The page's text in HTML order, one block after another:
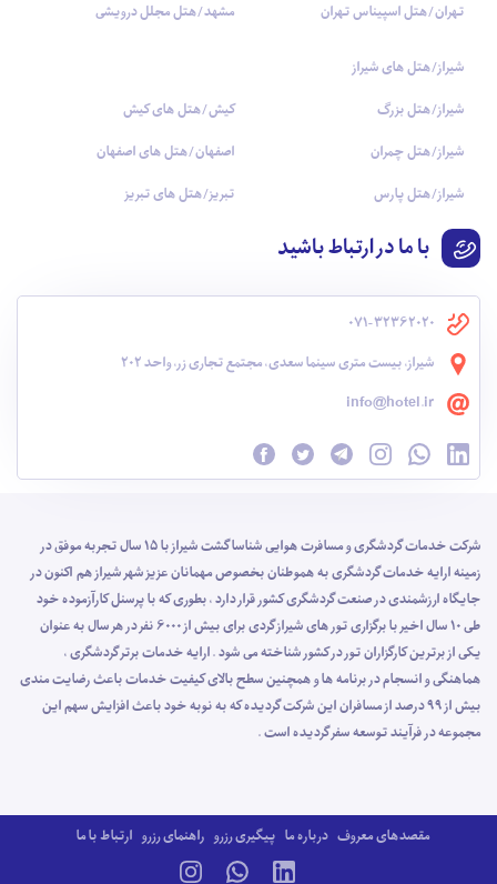
تهران/هتل اسپیناس تهران مشهد/هتل مجلل درویشی
شیراز/هتل های شیراز
شیراز/هتل بزرگ
شیراز/هتل چمران
شیراز/هتل پارس
کیش/هتل های کیش
اصفهان/هتل های اصفهان
تبریز/هتل های تبریز
با ما در ارتباط باشید
071-32362020
شیراز، بیست متری سینما سعدی، مجتمع تجاری زر، واحد 202
info@hotel.ir
شرکت خدمات گردشگری و مسافرت هوایی شناسا گشت شیراز با 15 سال تجربه موفق در
زمینه ارایه خدمات گردشگری به هموطنان بخصوص مهمانان عزیز شهر شیراز هم اکنون در
جایگاه ارزشمندی در صنعت گردشگری کشور قرار دارد ، بطوری که با پرسنل کارآزموده خود
طی 10 سال اخیر با برگزاری تور های شیراز گردی برای بیش از 6000 نفر در هر سال به عنوان
یکی از برترین کارگزاران تور در کشور شناخته می شود . ارایه خدمات برتر گردشگری ،
هماهنگی و انسجام در برنامه ها و همچنین سطح بالای کیفیت خدمات باعث رضایت مندی
بیش از 99 درصد از مسافران این شرکت گردیده که به نوبه خود باعث افزایش سهم این
مجموعه در فرآیند توسعه سفر گردیده است .
مقصدهای معروف درباره ما پیگیری رزرو راهنمای رزرو ارتباط با ما